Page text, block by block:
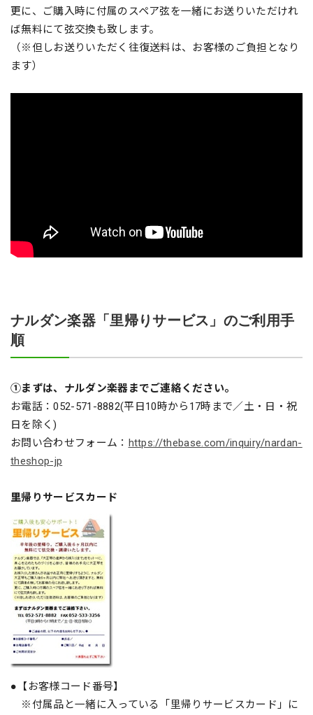
更に、ご購入時に付属のスペア弦を一緒にお送りいただけれ
ば無料にて弦交換も致します。
（※但しお送りいただく往復送料は、お客様のご負担となり
ます）
ナルダン楽器「里帰りサービス」のご利用手
順
①まずは、ナルダン楽器までご連絡ください。
お電話：052-571-8882(平日10時から17時まで／土・日・祝
日を除く)
お問い合わせフォーム： https://thebase.com/inquiry/nardan-
theshop-jp
里帰りサービスカード
●【お客様コード番号】
※付属品と一緒に入っている「里帰りサービスカード」に